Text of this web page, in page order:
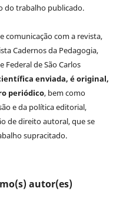
do trabalho publicado.
comunicação com a revista,
Cadernos da Pedagogia,
Federal de São Carlos
enviada, é original,
periódico, bem como
e da política editorial,
de direito autoral, que se
supracitado.
autor(es)